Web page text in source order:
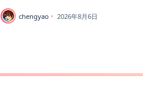
chengyao 2026年8月6日